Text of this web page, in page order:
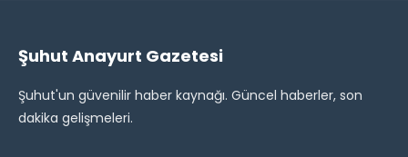
Şuhut Anayurt Gazetesi
Şuhut'un güvenilir haber kaynağı. Güncel haberler, son
dakika gelişmeleri.